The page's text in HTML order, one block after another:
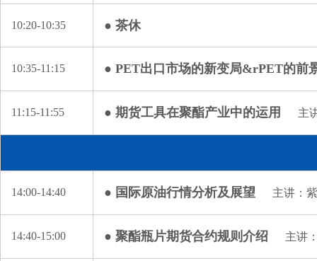
10:20-10:35 ● 茶休
10:35-11:15 ● PET出口市场的新变局&rPET的前
11:15-11:55 ● 期货工具在聚酯产业中的运用 主
14:00-14:40 ● 国际原油行情分析及展望 主讲：
14:40-15:00 ● 聚酯瓶片期货合约规则介绍 主讲